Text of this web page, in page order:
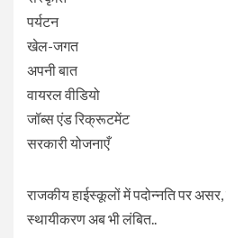
पर्यटन
खेल-जगत
अपनी बात
वायरल वीडियो
जॉब्स एंड रिक्रूटमेंट
सरकारी योजनाएँ
राजकीय हाईस्कूलों में पदोन्नति पर असर,
स्थायीकरण अब भी लंबित..